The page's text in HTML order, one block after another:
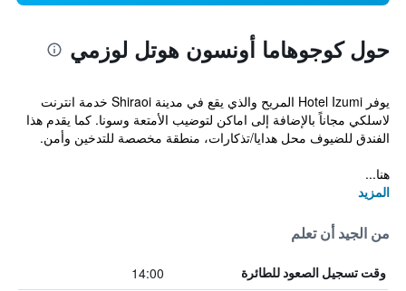
حول كوجوهاما أونسون هوتل لوزمي
يوفر Hotel Izumi المريح والذي يقع في مدينة Shiraoi خدمة انترنت
لاسلكي مجاناً بالإضافة إلى اماكن لتوضيب الأمتعة وسونا. كما يقدم هذا
الفندق للضيوف محل هدايا/تذكارات، منطقة مخصصة للتدخين وأمن.
هنا...
المزيد
من الجيد أن تعلم
وقت تسجيل الصعود للطائرة 14:00